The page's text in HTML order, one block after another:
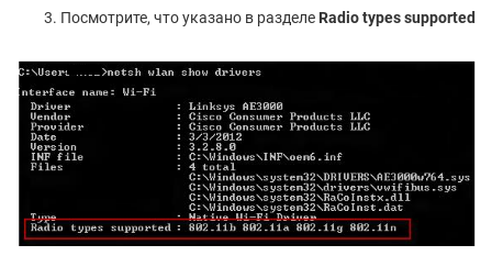
Посмотрите, что указано в разделе Radio types supported